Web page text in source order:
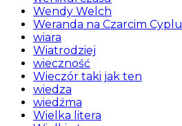
Wendy Welch
Weranda na Czarcim Cyplu
wiara
Wiatrodziej
wieczność
Wieczór taki jak ten
wiedza
wiedźma
Wielka litera